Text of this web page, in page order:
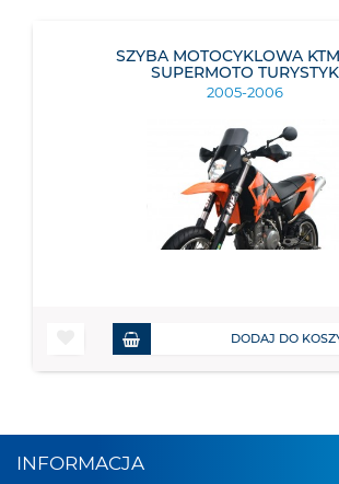
SZYBA MOTOCYKLOWA
SUPERMOTO TURYSTYK
2005-2006
DODAJ DO
INFORMACJA